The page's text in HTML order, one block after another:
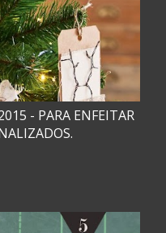
- PARA ENFEITAR